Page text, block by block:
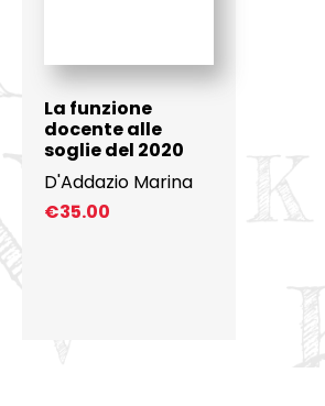
La funzione
docente alle
soglie del 2020
D'Addazio Marina
€35.00